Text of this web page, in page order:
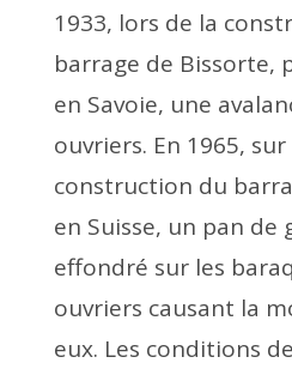
1933, lors de la
barrage de Bissorte,
en Savoie, une
ouvriers. En 1965,
construction du
en Suisse, un pan de
effondré sur les
ouvriers causant la
eux. Les conditions